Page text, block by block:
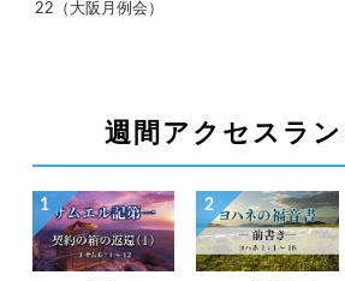
22（大阪月例会）
週間アクセスラ
1 2